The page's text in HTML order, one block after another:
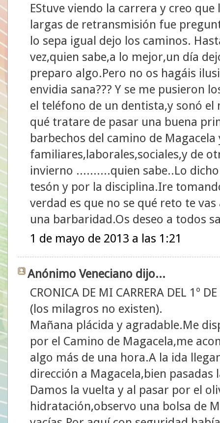
EStuve viendo la carrera y creo
largas de retransmisión fue
lo sepa igual dejo los caminos.
vez,quien sabe,a lo mejor,un día
preparo algo.Pero no os hagáis
envidia sana??? Y se me pusieron
el teléfono de un dentista,y sonó
qué tratare de pasar una buena
barbechos del camino de
familiares,laborales,sociales,y de
invierno ..........quien sabe..Lo
tesón y por la disciplina.Ire
verdad es que no se qué reto te
una barbaridad.Os deseo a todos
1 de mayo de 2013 a las 1:21
Anónimo Veneciano dijo...
CRONICA DE MI CARRERA DEL 1º
(los milagros no existen).
Mañana plácida y agradable.Me
por el Camino de Magacela,me
algo más de una hora.A la ida
dirección a Magacela,bien pasadas
Damos la vuelta y al pasar por el
hidratación,observo una bolsa de